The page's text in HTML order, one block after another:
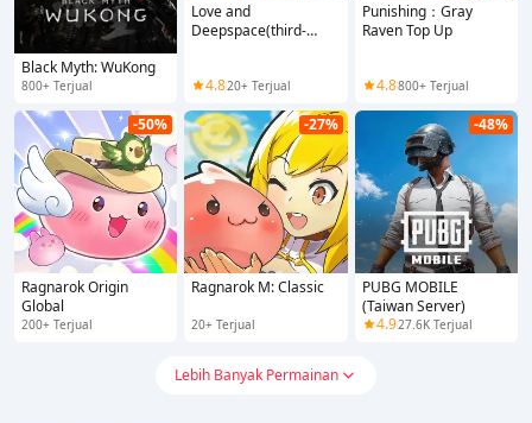
Black Myth: WuKong
800+ Terjual
Love and
Deepspace(third-
4.820+ Terjual
Punishing：Gray
Raven Top Up
4.8800+ Terjual
-50%
Ragnarok Origin
Global
200+ Terjual
-27%
Ragnarok M: Classic
20+ Terjual
-48%
PUBG MOBILE
(Taiwan Server)
4.927.6K Terjual
Lebih Banyak Permainan